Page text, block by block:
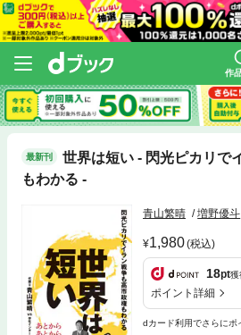
作
最新刊
世界は短い - 閃光ピカリで
もわかる -
青山繁晴 増野優斗
1,980(税込)
18pt獲
ポイント詳細
dカード利用でさらにポ